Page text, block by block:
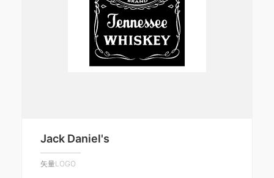
Jack Daniel's
矢量LOGO